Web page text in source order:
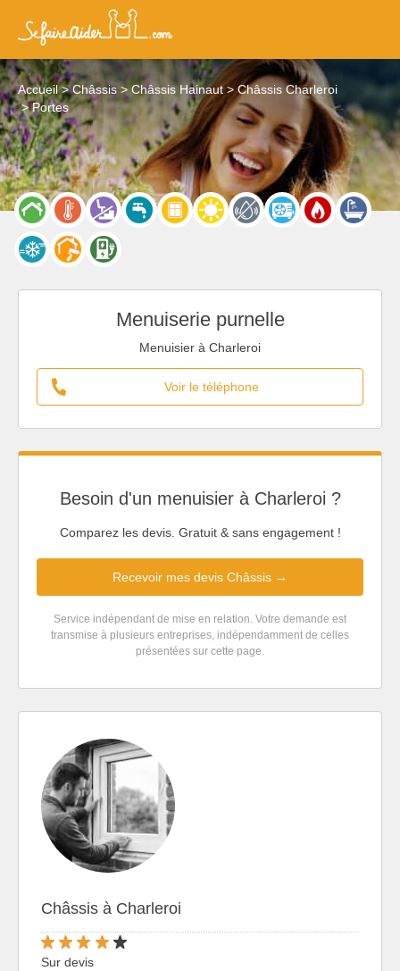
Accueil Châssis Châssis Hainaut
Châssis Charleroi
Portes
Menuiserie purnelle
Menuisier à Charleroi
Voir le téléphone
Besoin d'un menuisier à Charleroi ?
Comparez les devis. Gratuit & sans engagement !
Recevoir mes devis Châssis →
Service indépendant de mise en relation. Votre demande est
transmise à plusieurs entreprises, indépendamment de celles
présentées sur cette page.
Châssis à Charleroi
Sur devis